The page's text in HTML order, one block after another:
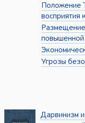
Положение
восприятия
повышенной
Угрозы
Дарвинизм